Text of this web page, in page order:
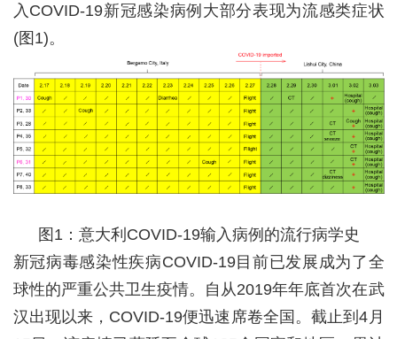
入 COVID-19新冠感染病例大部分表现为流感类症状
(图 1)。
图 1：意大利 COVID-19输入病例的流行病学史
新冠病毒感染性疾病COVID-19目前已发展成为了全
球性的严重公共卫生疫情。自从2019年年底首次在武
汉出现以来， COVID-19便迅速席卷全国。截止到4 月